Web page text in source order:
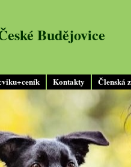
Kontakty Členská
Budějovice